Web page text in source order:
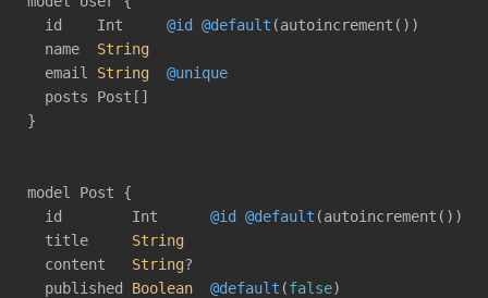
  id    Int
@id @default (autoincrement())
  name
String
  email
String
@unique
  posts Post[]
}
model Post {
  id        Int
@id @default (autoincrement())
  title
String
  content
String?
  published
Boolean @default (false)